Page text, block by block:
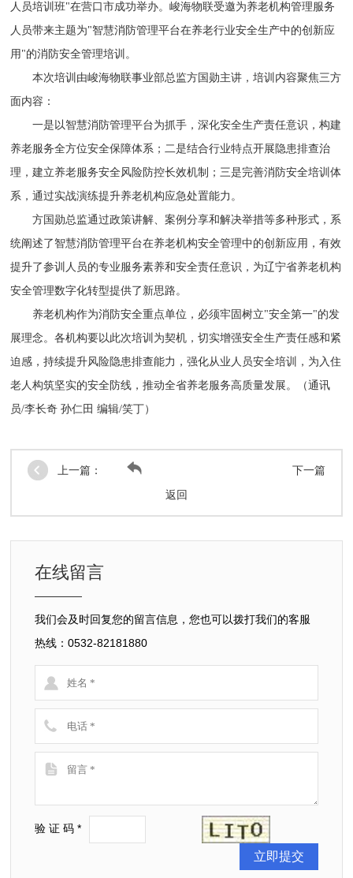
人员培训班"在营口市成功举办。峻海物联受邀为养老机构管理服务
人员带来主题为"智慧消防管理平台在养老行业安全生产中的创新应
用"的消防安全管理培训。
本次培训由峻海物联事业部总监方国勋主讲，培训内容聚焦三方
面内容：
一是以智慧消防管理平台为抓手，深化安全生产责任意识，构建
养老服务全方位安全保障体系；二是结合行业特点开展隐患排查治
理，建立养老服务安全风险防控长效机制；三是完善消防安全培训体
系，通过实战演练提升养老机构应急处置能力。
方国勋总监通过政策讲解、案例分享和解决举措等多种形式，系
统阐述了智慧消防管理平台在养老机构安全管理中的创新应用，有效
提升了参训人员的专业服务素养和安全责任意识，为辽宁省养老机构
安全管理数字化转型提供了新思路。
养老机构作为消防安全重点单位，必须牢固树立"安全第一"的发
展理念。各机构要以此次培训为契机，切实增强安全生产责任感和紧
迫感，持续提升风险隐患排查能力，强化从业人员安全培训，为入住
老人构筑坚实的安全防线，推动全省养老服务高质量发展。（通讯
员/李长奇 孙仁田 编辑/笑丁）
上一篇：
返回
下一篇
在线留言
我们会及时回复您的留言信息，您也可以拨打我们的客服
热线：0532-82181880
验 证 码 *